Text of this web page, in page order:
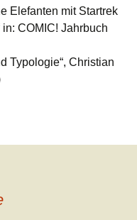
Elefanten mit Startrek
COMIC! Jahrbuch
Typologie“, Christian